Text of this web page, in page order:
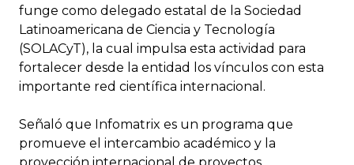
funge como delegado estatal de la Sociedad
Latinoamericana de Ciencia y Tecnología
(SOLACyT), la cual impulsa esta actividad para
fortalecer desde la entidad los vínculos con esta
importante red científica internacional.
Señaló que Infomatrix es un programa que
promueve el intercambio académico y la